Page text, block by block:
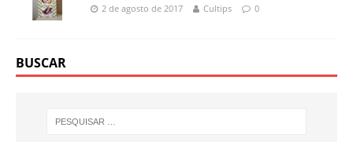
2 de agosto de 2017 Cultips 0
BUSCAR